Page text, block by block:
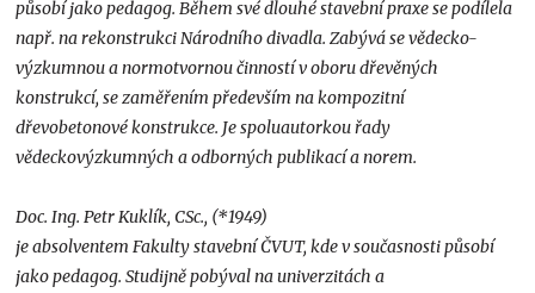
působí jako pedagog. Během své dlouhé stavební praxe se podílela
např. na rekonstrukci Národního divadla. Zabývá se vědecko-
výzkumnou a normotvornou činností v oboru dřevěných
konstrukcí, se zaměřením především na kompozitní
dřevobetonové konstrukce. Je spoluautorkou řady
vědeckovýzkumných a odborných publikací a norem.
Doc. Ing. Petr Kuklík, CSc., (*1949)
je absolventem Fakulty stavební ČVUT, kde v současnosti působí
jako pedagog. Studijně pobýval na univerzitách a